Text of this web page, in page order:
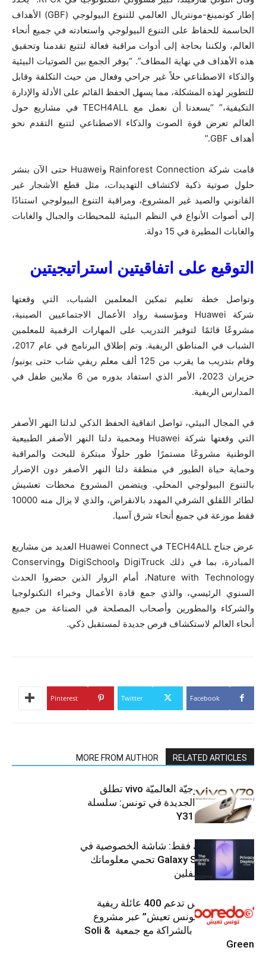
إطار كونمينغ-مونتريال العالمي للتنوع البيولوجي (GBF) الأهداف
الحاسمة للحفاظ على التنوع البيولوجي واستعادته في جميع أنحاء
العالم، ولكننا بحاجة إلى أدوات مراقبة فعالة لتتبع تقدمنا وتحقيق
هذه الأهداف في نهاية المطاف”. “يوفر الجمع بين الصوتيات البيئية
والذكاء الاصطناعي حلاً غير جراحي وفعال من حيث التكلفة وقابل
للتطوير لهذه المشكلة، مما يسهل الحفظ القائم على الأدلة والإدارة
التكيفية،” “يسعدنا أن نعمل مع TECH4ALLفي مشاريع حول
العالم تعرض قوة الصوت والذكاء الاصطناعي لتتبع التقدم نحو
أهداف GBF
.”
قامت شركة Rainforest Connection وHuawei حتى الآن بنشر
حلول صوتية ذكية لاكتشاف التهديدات، مثل قطع الأشجار غير
القانوني والصيد غير المشروع، ومراقبة التنوع البيولوجي استنادًا
إلى أصوات الأنواع في النظم البيئية للمحيطات والجبال والغابات
والغابات المطيرة في 15 دولة.
التوقيع على اتفاقيتين استراتيجيتين
وتواصل خطة تعليم تمكين المعلمين الشباب، التي وقعتها
شركة Huawei ومؤسسة رواد الأعمال الاجتماعيين الصينية،
مشروعًا قائمًا لتوفير التدريب على المهارات الرقمية للمعلمين
الشباب في المناطق الريفية.
وتم إطلاق البرنامج في عام 2017،
وقام بتدريب ما يقرب من 125 ألف معلم ريفي شاب حتى يونيو/
حزيران 2023، الأمر الذي استفاد بدوره من 6 ملايين طفل في
المدارس الريفية.
في المجال البيئي، تواصل اتفاقية الحفظ الذكي لدلتا النهر الأصفر
التي وقعتها شركة Huawei ومحمية دلتا النهر الأصفر الطبيعية
الوطنية مشروعًا مستمرًا طور حلولًا مبتكرة للبحث والمراقبة
وحماية حياة الطيور في منطقة دلتا النهر الأصفر دون الإضرار
بالتنوع البيولوجي المحلي. ويتضمن المشروع محطات تعشيش
لطائر اللقلق الشرقي المهدد بالانقراض، والذي لا يزال منه 10000
فقط موزعة في جميع أنحاء شرق آسيا.
عرض جناحTECH4ALL في Huawei Connect العديد من مشاريع
المبادرة، بما في ذلك DigiTruck وDigiSchool وConserving
Nature with Technology، أمام الزوار الذين حضروا الحدث
السنوي الرئيسي، والذي جمع قادة الأعمال وخبراء التكنولوجيا
والشركاء والمطورين وأصحاب المصلحة في الصناعة من جميع
أنحاء العالم لاستكشاف فرص جديدة لمستقبل ذكي.
Facebook
Twitter
Pinterest
RELATED ARTICLES
MORE FROM AUTHOR
العلامة التّكنولوجيّة العالميّة vivo تطلق
هواتفها الذكيّة الجديدة في تونس: سلسلة
V70 وسلسلة Y31
شاشتك، لعينيك فقط: شاشة الخصوصية في
جهاز Galaxy S26 Ultra تحمي معلوماتك
من أعين المتطفلين
Ooredoo تونس تدعم 400 عائلة ريفية
ضمن برنامج “تونس تعيش” عبر مشروع
تنموي مستدام بالشراكة مع جمعية Soli &
Green